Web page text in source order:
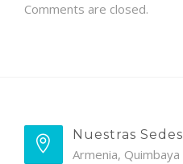
Comments are closed.
Nuestras Sedes
Armenia, Quimbaya